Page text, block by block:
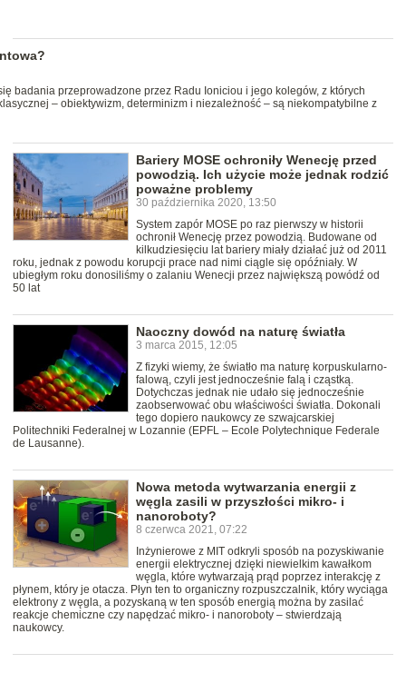
badania przeprowadzone przez Radu Ioniciou i jego kolegów, z których
– obiektywizm, determinizm i niezależność – są niekompatybilne z
Bariery MOSE ochroniły Wenecję przed
powodzią. Ich użycie może jednak rodzić
poważne problemy
30 października 2020, 13:50
System zapór MOSE po raz pierwszy w historii
ochronił Wenecję przez powodzią. Budowane od
kilkudziesięciu lat bariery miały działać już od 2011
roku, jednak z powodu korupcji prace nad nimi ciągle się opóźniały. W
ubiegłym roku donosiliśmy o zalaniu Wenecji przez największą powódź od
50 lat
Naoczny dowód na naturę światła
3 marca 2015, 12:05
Z fizyki wiemy, że światło ma naturę korpuskularno-
falową, czyli jest jednocześnie falą i cząstką.
Dotychczas jednak nie udało się jednocześnie
zaobserwować obu właściwości światła. Dokonali
tego dopiero naukowcy ze szwajcarskiej
Politechniki Federalnej w Lozannie (EPFL – Ecole Polytechnique Federale
de Lausanne).
Nowa metoda wytwarzania energii z
węgla zasili w przyszłości mikro- i
nanoroboty?
8 czerwca 2021, 07:22
Inżynierowe z MIT odkryli sposób na pozyskiwanie
energii elektrycznej dzięki niewielkim kawałkom
węgla, które wytwarzają prąd poprzez interakcję z
płynem, który je otacza. Płyn ten to organiczny rozpuszczalnik, który wyciąga
elektrony z węgla, a pozyskaną w ten sposób energią można by zasilać
reakcje chemiczne czy napędzać mikro- i nanoroboty – stwierdzają
naukowcy.